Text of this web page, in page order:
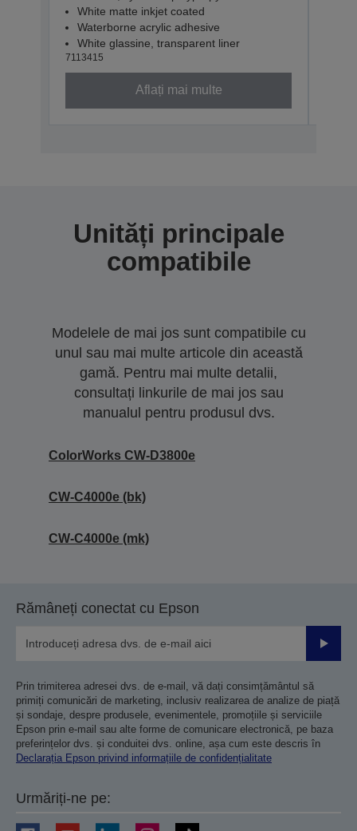
White matte inkjet coated
Waterborne acrylic adhesive
White glassine, transparent liner
7113415
Aflați mai multe
Unități principale
compatibile
Modelele de mai jos sunt compatibile cu
unul sau mai multe articole din această
gamă. Pentru mai multe detalii,
consultați linkurile de mai jos sau
manualul pentru produsul dvs.
ColorWorks CW-D3800e
CW-C4000e (bk)
CW-C4000e (mk)
Rămâneți conectat cu Epson
Prin trimiterea adresei dvs. de e-mail, vă dați consimțământul să
primiți comunicări de marketing, inclusiv realizarea de analize de piață
și sondaje, despre produsele, evenimentele, promoțiile și serviciile
Epson prin e-mail sau alte forme de comunicare electronică, pe baza
preferințelor dvs. și conduitei dvs. online, așa cum este descris în
Declarația Epson privind informațiile de confidențialitate
Urmăriți-ne pe: